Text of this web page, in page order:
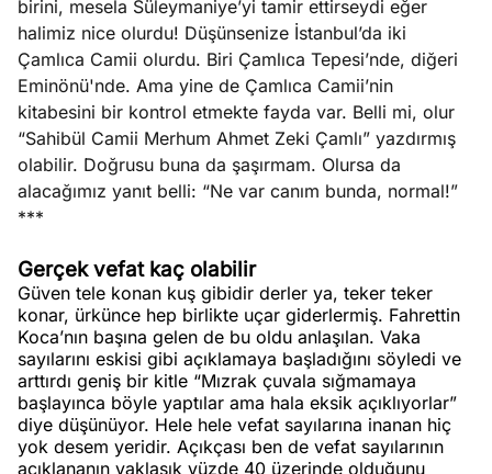
birini, mesela Süleymaniye’yi tamir ettirseydi eğer
halimiz nice olurdu! Düşünsenize İstanbul’da iki
Çamlıca Camii olurdu. Biri Çamlıca Tepesi’nde, diğeri
Eminönü'nde. Ama yine de Çamlıca Camii’nin
kitabesini bir kontrol etmekte fayda var. Belli mi, olur
“Sahibül Camii Merhum Ahmet Zeki Çamlı” yazdırmış
olabilir. Doğrusu buna da şaşırmam. Olursa da
alacağımız yanıt belli: “Ne var canım bunda, normal!”
***
Gerçek vefat kaç olabilir
Güven tele konan kuş gibidir derler ya, teker teker
konar, ürkünce hep birlikte uçar giderlermiş. Fahrettin
Koca’nın başına gelen de bu oldu anlaşılan. Vaka
sayılarını eskisi gibi açıklamaya başladığını söyledi ve
arttırdı geniş bir kitle “Mızrak çuvala sığmamaya
başlayınca böyle yaptılar ama hala eksik açıklıyorlar”
diye düşünüyor. Hele hele vefat sayılarına inanan hiç
yok desem yeridir. Açıkçası ben de vefat sayılarının
açıklananın yaklaşık yüzde 40 üzerinde olduğunu